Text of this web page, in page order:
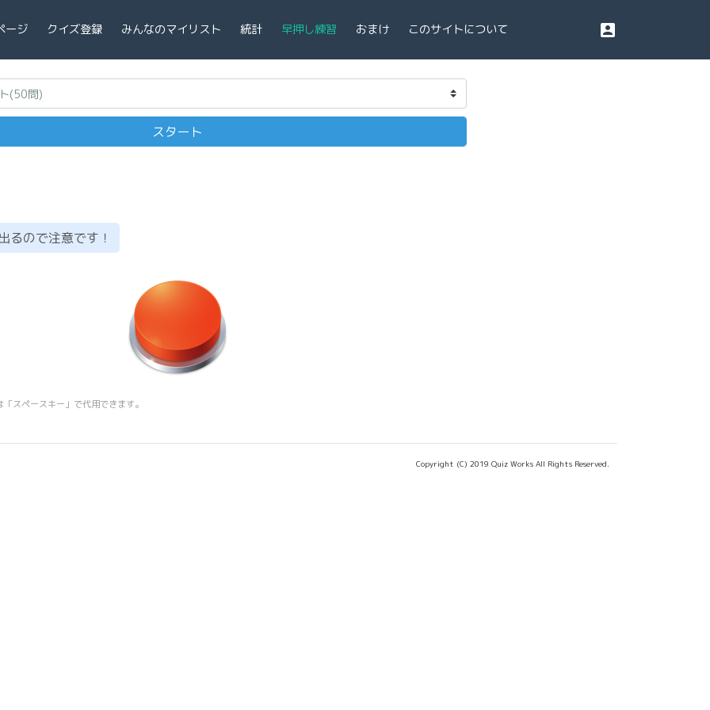
ージ クイズ登録 みんなのマイリスト 統計 早押し練習 おまけ このサイトについて account_box
るので注意です！
スペースキー」で代用できます。
Copyright (C) 2019 Quiz Works All Rights Reserved.